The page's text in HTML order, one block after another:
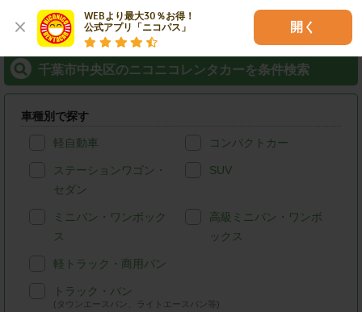
WEBより最大30％お得！
公式アプリ「ニコパス」
開く
千葉市中央区のニコニコレンタカーを条件検索
車種別で探す
軽自動車 コンパクトカー
ステーションワゴン・
セダン
SUV
ミニバン・ワンボック
ス
高級ミニバン・ワンボ
ックス
軽トラック・商用バン
トラック・バン
(タウンエースバン、ライトエースバン等)